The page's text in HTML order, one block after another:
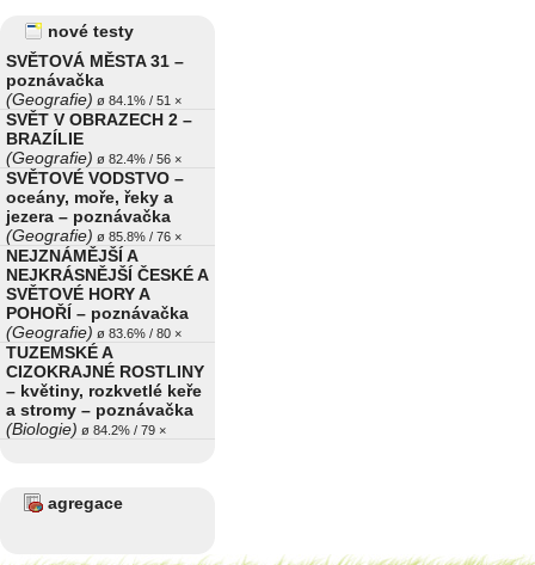
nové testy
SVĚTOVÁ MĚSTA 31 –
poznávačka
(Geografie) ø 84.1% / 51 ×
SVĚT V OBRAZECH 2 –
BRAZÍLIE
(Geografie) ø 82.4% / 56 ×
SVĚTOVÉ VODSTVO –
oceány, moře, řeky a
jezera – poznávačka
(Geografie) ø 85.8% / 76 ×
NEJZNÁMĚJŠÍ A
NEJKRÁSNĚJŠÍ ČESKÉ A
SVĚTOVÉ HORY A
POHOŘÍ – poznávačka
(Geografie) ø 83.6% / 80 ×
TUZEMSKÉ A
CIZOKRAJNÉ ROSTLINY
– květiny, rozkvetlé keře
a stromy – poznávačka
(Biologie) ø 84.2% / 79 ×
agregace